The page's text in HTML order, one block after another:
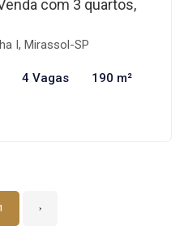
com 3 quartos,
I, Mirassol-SP
4 Vagas 190 m²
›